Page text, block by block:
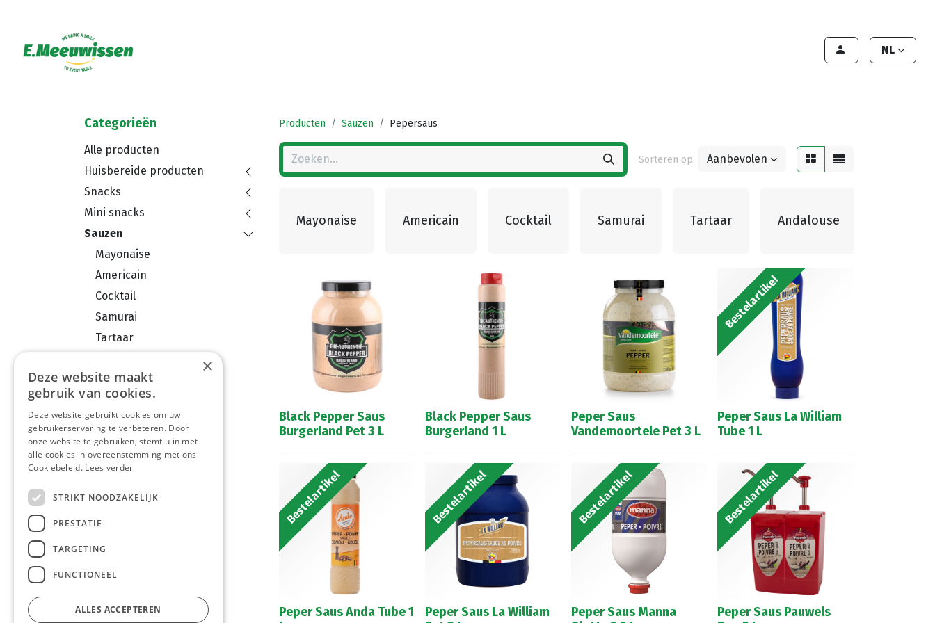
NL
Categorieën
Alle producten
Huisbereide producten
Snacks
Mini snacks
Sauzen
Mayonaise
Americain
Cocktail
Samurai
Tartaar
Ketchup
Burgersaus
Martino
Brasil
Knoflook / Pita saus
Curry
Kaassaus
Pepersaus
Mammouth
Producten Sauzen Pepersaus
Sorteren op: Aanbevolen
Mayonaise Americain Cocktail Samurai Tartaar Andalouse
Black Pepper Saus
Burgerland Pet 3 L
Black Pepper Saus
Burgerland 1 L
Peper Saus
Vandemoortele Pet 3 L
Bestelartikel
Peper Saus La William
Tube 1 L
Bestelartikel
Peper Saus Anda Tube 1
Bestelartikel
Peper Saus La William
Bestelartikel
Peper Saus Manna
Bestelartikel
Peper Saus Pauwels
×
Deze website maakt
gebruik van cookies.
Deze website gebruikt cookies om uw
gebruikerservaring te verbeteren. Door
onze website te gebruiken, stemt u in met
alle cookies in overeenstemming met ons
Cookiebeleid. Lees verder
STRIKT NOODZAKELIJK
PRESTATIE
TARGETING
FUNCTIONEEL
ALLES ACCEPTEREN